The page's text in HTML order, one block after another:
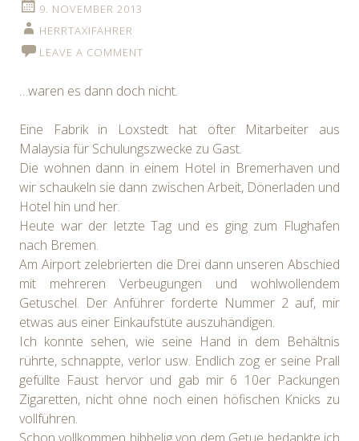
9. NOVEMBER 2013
HERRTAXIFAHRER
LEAVE A COMMENT
…waren es dann doch nicht.
Eine Fabrik in Loxstedt hat öfter Mitarbeiter aus
Malaysia für Schulungszwecke zu Gast.
Die wohnen dann in einem Hotel in Bremerhaven und
wir schaukeln sie dann zwischen Arbeit, Dönerladen und
Hotel hin und her.
Heute war der letzte Tag und es ging zum Flughafen
nach Bremen.
Am Airport zelebrierten die Drei dann unseren Abschied
mit mehreren Verbeugungen und wohlwollendem
Getuschel. Der Anführer forderte Nummer 2 auf, mir
etwas aus einer Einkaufstüte auszuhändigen.
Ich konnte sehen, wie seine Hand in dem Behältnis
rührte, schnappte, verlor usw. Endlich zog er seine Prall
gefüllte Faust hervor und gab mir 6 10er Packungen
Zigaretten, nicht ohne noch einen höfischen Knicks zu
vollführen.